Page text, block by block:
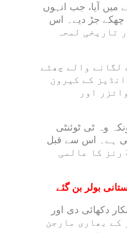
میں آیا، جب انہوں
نے چین کے اسپنر Chen Zhuo Yue کے ایک ہی اوور میں مسلسل 6 چھکے جڑ دیے۔ اس
اور تاریخی لمحہ
انٹرنیشنل کرکٹ میں ایک اوور میں 6 چھکے لگانے والے چھٹے
کے کیرون
اور
وہ ٹی ٹوئنٹی
ٹیم بن گئی ہے۔ اس سے قبل
بھی نیپال 314 رنز کا مجموعہ بنا چکی ہے جبکہ زمبابوے کے نام 344 رنز کا عالمی
دکھائی دی اور
92 رنز پر ڈھیر ہوگئی ۔ اس طرح نیپال نے 221 رنز کے بھاری مارجن